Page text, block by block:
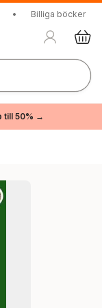
• Billiga böcker
till 50% →